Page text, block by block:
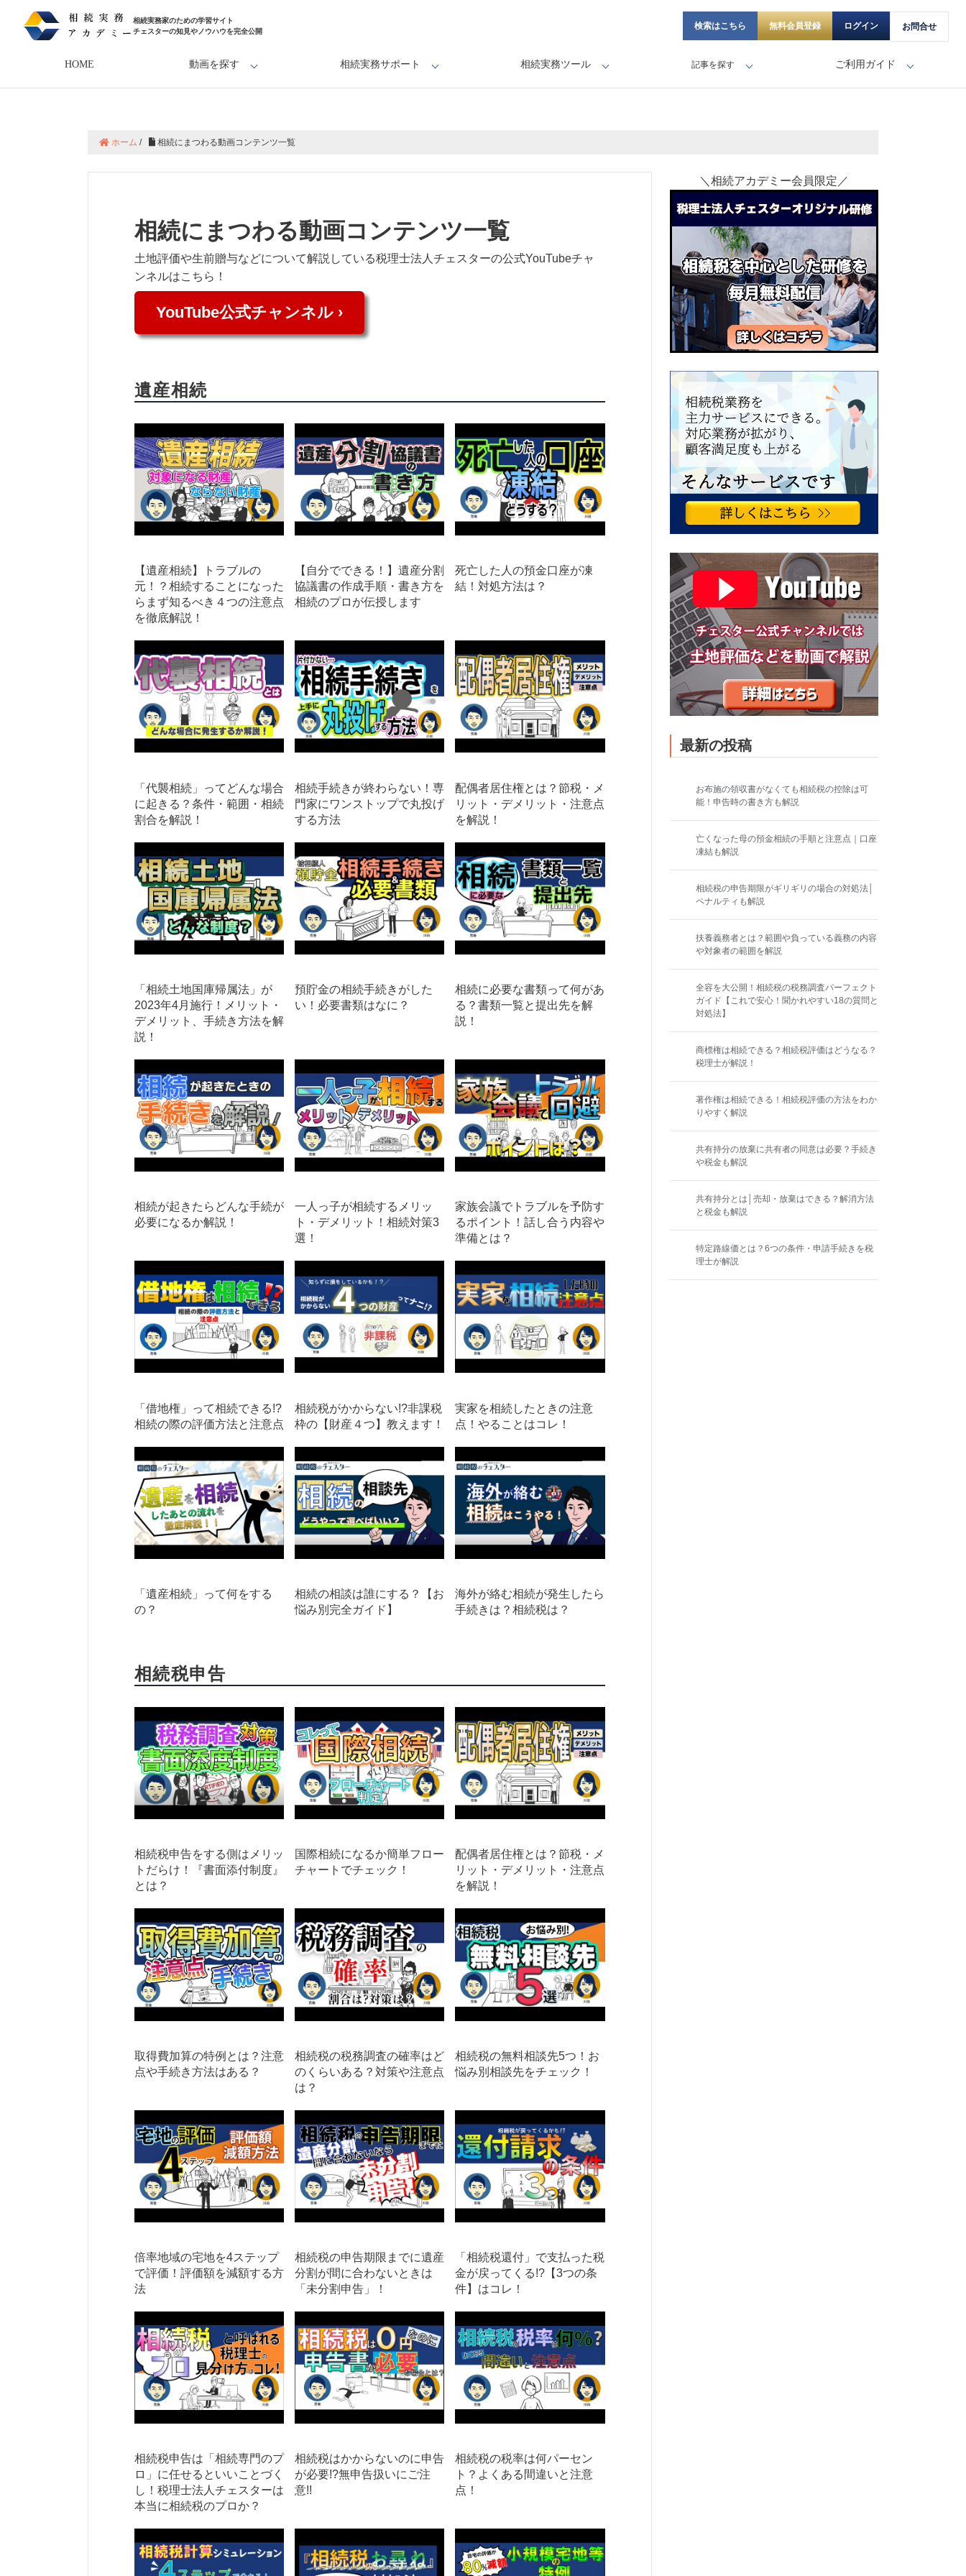
相続実務家のための学習サイト
チェスターの知見やノウハウを完全公開
検索はこちら 無料会員登録 ログイン お問合せ
HOME 動画を探す 相続実務サポート 相続実務ツール 記事を探す ご利用ガイド
ホーム / 相続にまつわる動画コンテンツ一覧
相続にまつわる動画コンテンツ一覧
土地評価や生前贈与などについて解説している税理士法人チェスターの公式YouTubeチャ
ンネルはこちら！
YouTube公式チャンネル ›
遺産相続
【遺産相続】トラブルの
元！？相続することになった
らまず知るべき４つの注意点
を徹底解説！
【自分でできる！】遺産分割
協議書の作成手順・書き方を
相続のプロが伝授します
死亡した人の預金口座が凍
結！対処方法は？
「代襲相続」ってどんな場合
に起きる？条件・範囲・相続
割合を解説！
相続手続きが終わらない！専
門家にワンストップで丸投げ
する方法
配偶者居住権とは？節税・メ
リット・デメリット・注意点
を解説！
「相続土地国庫帰属法」が
2023年4月施行！メリット・
デメリット、手続き方法を解
説！
預貯金の相続手続きがした
い！必要書類はなに？
相続に必要な書類って何があ
る？書類一覧と提出先を解
説！
相続が起きたらどんな手続が
必要になるか解説！
一人っ子が相続するメリッ
ト・デメリット！相続対策3
選！
家族会議でトラブルを予防す
るポイント！話し合う内容や
準備とは？
「借地権」って相続できる!?
相続の際の評価方法と注意点
相続税がかからない!?非課税
枠の【財産４つ】教えます！
実家を相続したときの注意
点！やることはコレ！
「遺産相続」って何をする
の？
相続の相談は誰にする？【お
悩み別完全ガイド】
海外が絡む相続が発生したら
手続きは？相続税は？
相続税申告
相続税申告をする側はメリッ
トだらけ！『書面添付制度』
とは？
国際相続になるか簡単フロー
チャートでチェック！
配偶者居住権とは？節税・メ
リット・デメリット・注意点
を解説！
取得費加算の特例とは？注意
点や手続き方法はある？
相続税の税務調査の確率はど
のくらいある？対策や注意点
は？
相続税の無料相談先5つ！お
悩み別相談先をチェック！
倍率地域の宅地を4ステップ
で評価！評価額を減額する方
法
相続税の申告期限までに遺産
分割が間に合わないときは
「未分割申告」！
「相続税還付」で支払った税
金が戻ってくる!?【3つの条
件】はコレ！
相続税申告は「相続専門のプ
ロ」に任せるといいことづく
し！税理士法人チェスターは
本当に相続税のプロか？
相続税はかからないのに申告
が必要!?無申告扱いにご注
意!!
相続税の税率は何パーセン
ト？よくある間違いと注意
点！
＼相続アカデミー会員限定／
最新の投稿
お布施の領収書がなくても相続税の控除は可
能！申告時の書き方も解説
亡くなった母の預金相続の手順と注意点｜口座
凍結も解説
相続税の申告期限がギリギリの場合の対処法│
ペナルティも解説
扶養義務者とは？範囲や負っている義務の内容
や対象者の範囲を解説
全容を大公開！相続税の税務調査パーフェクト
ガイド【これで安心！聞かれやすい18の質問と
対処法】
商標権は相続できる？相続税評価はどうなる？
税理士が解説！
著作権は相続できる！相続税評価の方法をわか
りやすく解説
共有持分の放棄に共有者の同意は必要？手続き
や税金も解説
共有持分とは│売却・放棄はできる？解消方法
と税金も解説
特定路線価とは？6つの条件・申請手続きを税
理士が解説